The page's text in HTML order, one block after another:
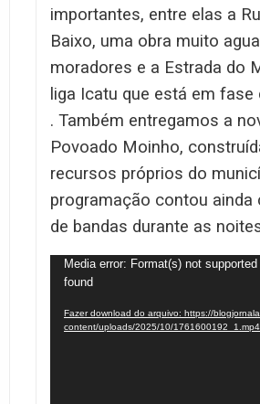
importantes, entre elas a
Baixo, uma obra muito
moradores e a Estrada do
liga Icatu que está em
. Também entregamos a
Povoado Moinho,
recursos próprios do
programação contou ainda
de bandas durante as
Tocador
de
vídeo
Media error: Format(s) not
found
Fazer download do arquivo: https://
content/uploads/2025/10/